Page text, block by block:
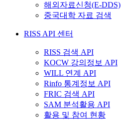
해외자료신청(E-DDS)
중국대학 자료 검색
RISS API 센터
RISS 검색 API
KOCW 강의정보 API
WILL 연계 API
Rinfo 통계정보 API
FRIC 검색 API
SAM 분석활용 API
활용 및 참여 현황